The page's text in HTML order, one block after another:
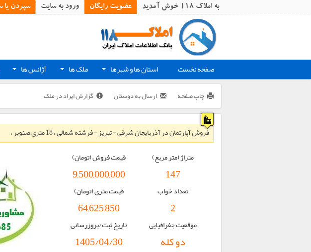
به املاک 118 خوش آمدید عضویت رایگان ورود به سایت سپردن یا
صفحه نخست + استان ها و شهرها + ملک ها + آژانس ها
چاپ صفحه ارسال به دوستان گزارش ایراد در ملک
فروش آپارتمان در آذربایجان شرقی - تبریز - فرشته شمالی ، 18 متری صنوبر ،
متراژ (متر مربع)
147
تعداد خواب
2
موقعیت جغرافیایی
دو کله
قیمت فروش (تومان)
9,500,000,000
قیمت متری (تومان)
64,625,850
تاریخ ثبت/بروزرسانی
1405/04/30